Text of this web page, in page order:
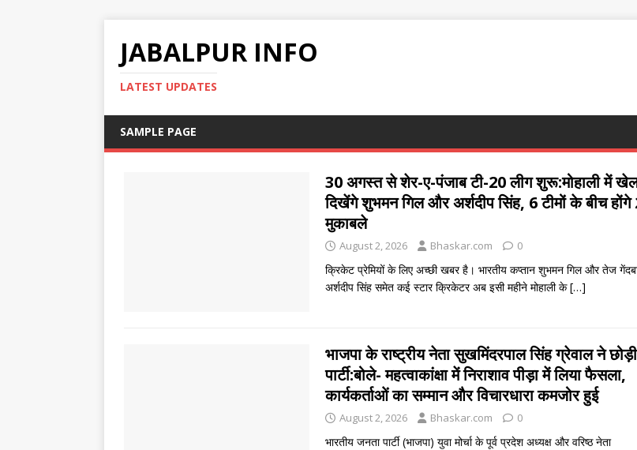
JABALPUR INFO
LATEST UPDATES
SAMPLE PAGE
30 अगस्त से शेर-ए-पंजाब टी-20 लीग शुरू:मोहाली में
दिखेंगे शुभमन गिल और अर्शदीप सिंह, 6 टीमों के बीच होंगे
मुकाबले
August 2, 2026 Bhaskar.com 0
क्रिकेट प्रेमियों के लिए अच्छी खबर है। भारतीय कप्तान शुभमन गिल और तेज
अर्शदीप सिंह समेत कई स्टार क्रिकेटर अब इसी महीने मोहाली के[…]
भाजपा के राष्ट्रीय नेता सुखमिंदरपाल सिंह ग्रेवाल ने छोड़ी
पार्टी:बोले- महत्वाकांक्षा में ​निराशाव पीड़ा में लिया फैसला,
कार्यकर्ताओं का सम्मान और विचारधारा कमजोर हुई
August 2, 2026 Bhaskar.com 0
भारतीय जनता पार्टी (भाजपा) युवा मोर्चा के पूर्व प्रदेश अध्यक्ष और वरिष्ठ नेता